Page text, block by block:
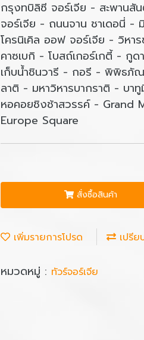
กรุงทบิลิซี จอร์เจีย - สะพานสั
จอร์เจีย - ถนนจาน ชาเดอนี่ -
โครนิเคิล ออฟ จอร์เจีย - วิหา
คาซเบกิ - โบสถ์เกอร์เกตี้ - กู
เก็บน้ำชินวารี - กอรี - พิพิธภั
ลาติ - มหาวิหารบากราติ - บา
หอคอยชิงช้าสวรรค์ - Grand
Europe Square
สั่งซื้อสินค้า
เพิ่มรายการโปรด เปรีย
หมวดหมู่ : ทัวร์จอร์เจีย